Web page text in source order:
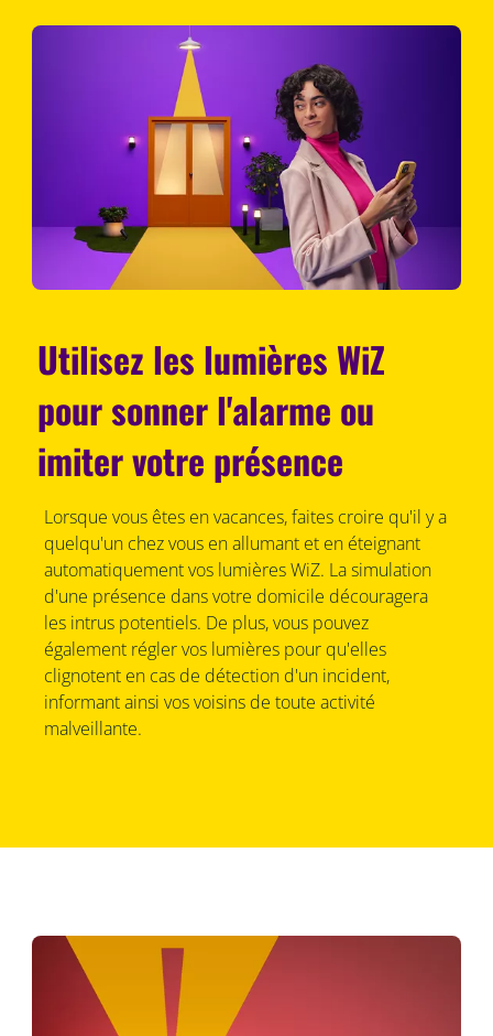
Utilisez les lumières WiZ
pour sonner l'alarme ou
imiter votre présence
Lorsque vous êtes en vacances, faites croire qu'il y a
quelqu'un chez vous en allumant et en éteignant
automatiquement vos lumières WiZ. La simulation
d'une présence dans votre domicile découragera
les intrus potentiels. De plus, vous pouvez
également régler vos lumières pour qu'elles
clignotent en cas de détection d'un incident,
informant ainsi vos voisins de toute activité
malveillante.